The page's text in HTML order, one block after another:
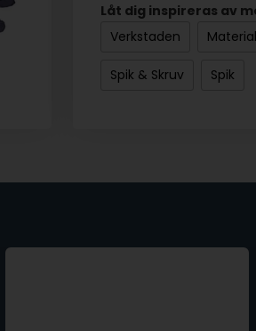
Låt dig inspireras av
Verkstaden
Material
Spik & Skruv Spik